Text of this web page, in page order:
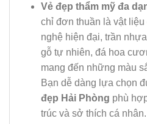
Vẻ đẹp thẩm mỹ đa
chỉ đơn thuần là vật
nghệ hiện đại, trần
gỗ tự nhiên, đá hoa
mang đến những màu
Bạn dễ dàng lựa chọn
đẹp Hải Phòng phù
trúc và sở thích cá nhân.